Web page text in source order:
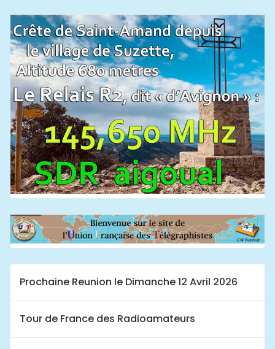
Prochaine Reunion le Dimanche 12 Avril 2026
Tour de France des Radioamateurs